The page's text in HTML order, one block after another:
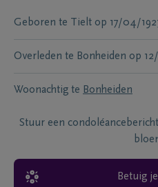
Geboren te Tielt op 17/04/
Overleden te Bonheiden op
Woonachtig te Bonheiden
Stuur een
Betuig